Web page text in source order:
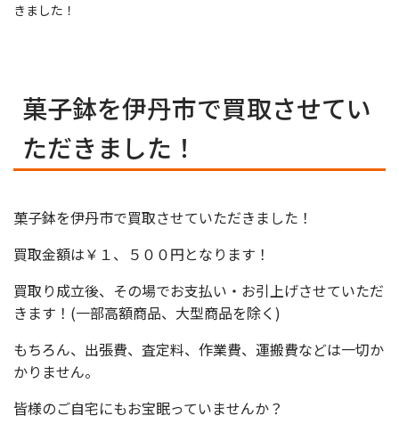
きました！
菓子鉢を伊丹市で買取させてい
ただきました！
菓子鉢を伊丹市で買取させていただきました！
買取金額は￥１、５００円となります！
買取り成立後、その場でお支払い・お引上げさせていただ
きます！(一部高額商品、大型商品を除く)
もちろん、出張費、査定料、作業費、運搬費などは一切か
かりません。
皆様のご自宅にもお宝眠っていませんか？